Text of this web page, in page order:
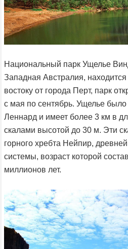
Национальный парк Ущелье
Западная Австралия,
востоку от города Перт, парк
с мая по сентябрь. Ущелье было
Леннард и имеет более 3 км в
скалами высотой до 30 м. Эти
горного хребта Нейпир,
системы, возраст которой
миллионов лет.